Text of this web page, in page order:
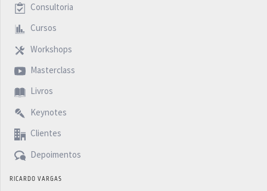
Consultoria
Cursos
Workshops
Masterclass
Livros
Keynotes
Clientes
Depoimentos
RICARDO VARGAS